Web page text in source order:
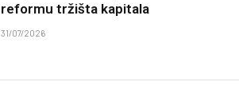
reformu tržišta kapitala
31/07/2026